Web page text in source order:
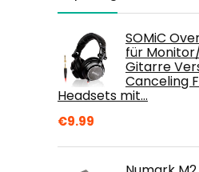
SOMiC
für
Gitarre
Canceling
Headsets mit…
€9.99